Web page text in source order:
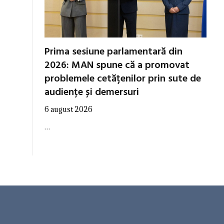
Prima sesiune parlamentară din
2026: MAN spune că a promovat
problemele cetățenilor prin sute de
audiențe și demersuri
6 august 2026
…